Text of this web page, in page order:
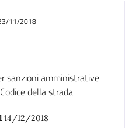
11/2018
sanzioni amministrative
della strada
14/12/2018